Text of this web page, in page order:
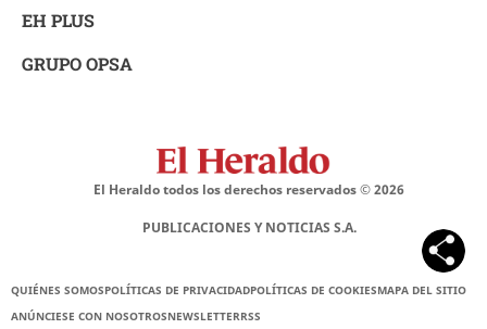
EH PLUS
GRUPO OPSA
El Heraldo todos los derechos reservados ©2026
PUBLICACIONES Y NOTICIAS S.A.
QUIÉNES SOMOSPOLÍTICAS DE PRIVACIDADPOLÍTICAS DE COOKIESMAPA DEL SITIO
ANÚNCIESE CON NOSOTROSNEWSLETTERRSS